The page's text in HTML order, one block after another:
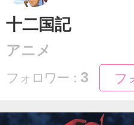
十二国記
アニメ
フ
フ
フォロワー： 3